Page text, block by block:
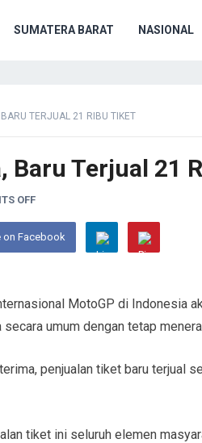
SUMATERA BARAT NASIONAL
TERJUAL 21 RIBU TIKET
Baru Terjual 21
OFF
on Facebook
MotoGP di Indonesia
umum dengan tetap
penjualan tiket baru terjual
tiket ini seluruh elemen